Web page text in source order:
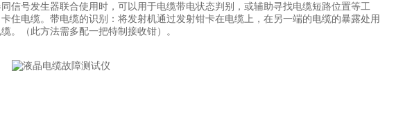
信号发生器联合使用时，可以用于电缆带电状态判别，或辅助寻找电缆短路位置等工
住电缆。带电缆的识别：将发射机通过发射钳卡在电缆上，在另一端的电缆的暴露处用
。（此方法需多配一把特制接收钳）。